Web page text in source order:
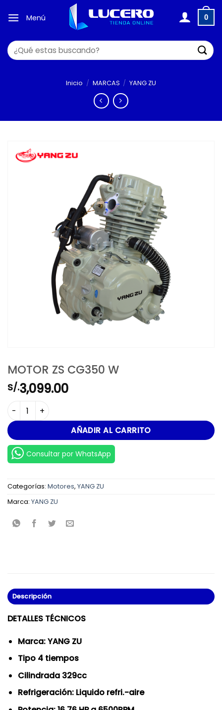
Menú 0
Buscar
por:
Inicio / MARCAS / YANG ZU
MOTOR ZS CG350 W
S/.3,099.00
MOTOR ZS CG350 W cantidad
AÑADIR AL CARRITO
Consultar por WhatsApp
Categorías: Motores, YANG ZU
Marca: YANG ZU
Descripción
DETALLES TÉCNICOS
Marca: YANG ZU
Tipo 4 tiempos
Cilindrada 329cc
Refrigeración: Liquido refri.-aire